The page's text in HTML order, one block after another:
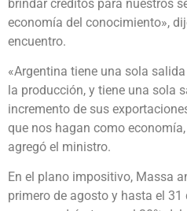
brindar créditos para nuestros
economía del conocimiento»,
encuentro.
«Argentina tiene una sola
la producción, y tiene una sola
incremento de sus
que nos hagan como
agregó el ministro.
En el plano impositivo, Massa
primero de agosto y hasta el